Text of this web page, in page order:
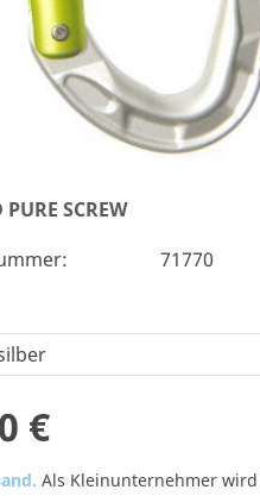
PURE SCREW
71770
€
Als Kleinunternehmer wird